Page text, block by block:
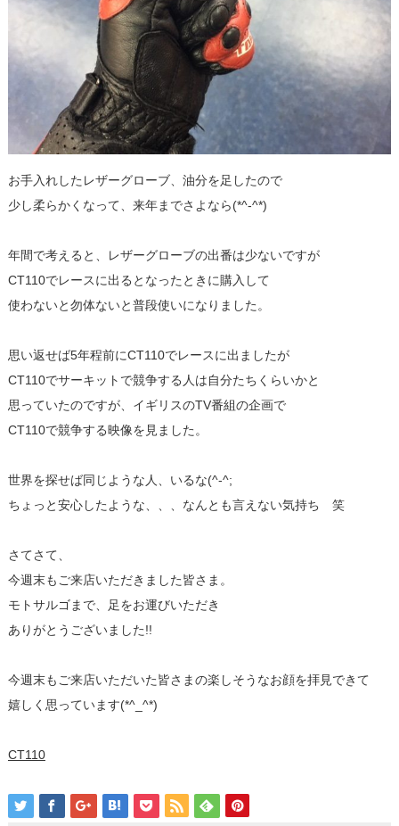
お手入れしたレザーグローブ、油分を足したので
少し柔らかくなって、来年までさよなら(*^-^*)
年間で考えると、レザーグローブの出番は少ないですが
CT110でレースに出るとなったときに購入して
使わないと勿体ないと普段使いになりました。
思い返せば5年程前にCT110でレースに出ましたが
CT110でサーキットで競争する人は自分たちくらいかと
思っていたのですが、イギリスのTV番組の企画で
CT110で競争する映像を見ました。
世界を探せば同じような人、いるな(^-^;
ちょっと安心したような、、、なんとも言えない気持ち 笑
さてさて、
今週末もご来店いただきました皆さま。
モトサルゴまで、足をお運びいただき
ありがとうございました!!
今週末もご来店いただいた皆さまの楽しそうなお顔を拝見できて
嬉しく思っています(*^_^*)
CT110